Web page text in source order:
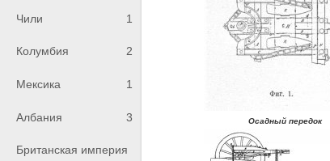
Чили 1
Колумбия 2
Мексика 1
Албания 3
Британская империя
Осадный передок